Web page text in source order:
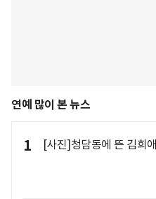
연예 많이 본 뉴스
1 [사진]청담동에 뜬 김희애